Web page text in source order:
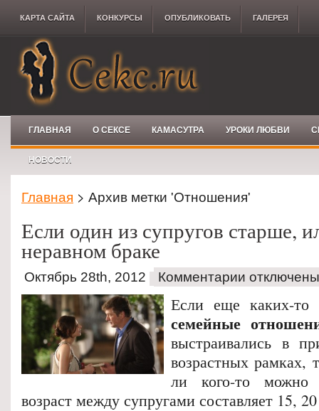
КАРТА САЙТА КОНКУРCЫ ОПУБЛИКОВАТЬ ГАЛЕРЕЯ
ГЛАВНАЯ О СЕКСЕ КАМАСУТРА УРОКИ ЛЮБВИ
НОВОСТИ
Главная > Архив метки 'Отношения'
Если один из супругов старше,
неравном браке
Октябрь 28th, 2012 Комментарии отключены
Если еще каких-то
семейные
выстраивались в
возрастных рамках,
ли кого-то можно
возраст между супругами составляет 15,